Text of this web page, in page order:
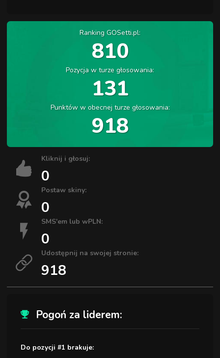
Ranking GOSetti.pl:
810
Pozycja w turze głosowania:
131
Punktów w obecnej turze głosowania:
918
Kliknij i głosuj:
0
Postaw skiny:
0
SMS'em lub wPLN:
0
Udostępnij na swojej stronie:
918
Pogoń za liderem:
Do pozycji #1 brakuje: